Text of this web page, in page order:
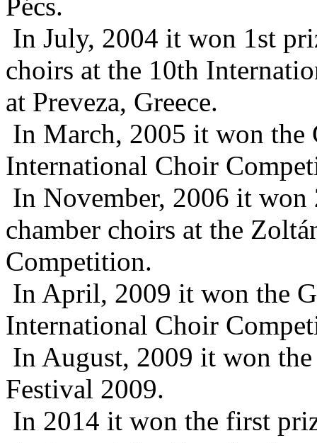
Pécs.
In July, 2004 it won 1st
choirs at the 10th
at Preveza, Greece.
In March, 2005 it won
International Choir
In November, 2006 it
chamber choirs at the
Competition.
In April, 2009 it won the
International Choir
In August, 2009 it won
Festival 2009.
In 2014 it won the first